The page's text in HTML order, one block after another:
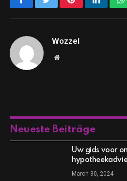
Wozzel
Website
Neueste Beiträge
Uw gids voor
March 30, 2024